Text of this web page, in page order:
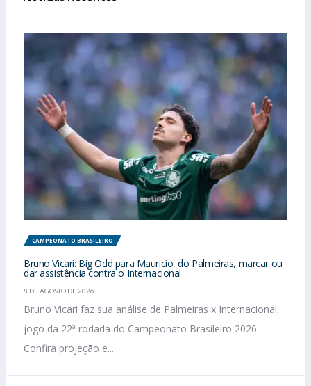
CAMPEONATO BRASILEIRO
Bruno Vicari: Big Odd para Mauricio, do Palmeiras, marcar ou
dar assistência contra o Internacional
8 DE AGOSTO DE 2026
Bruno Vicari faz sua análise de Palmeiras x Internacional,
jogo da 22ª rodada do Campeonato Brasileiro 2026.
Confira projeção e...